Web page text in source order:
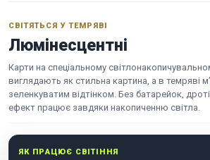
СВІТЯТЬСЯ У ТЕМРЯВІ
Люмінесцентні
Карти на спеціальному
виглядають як стильна картина, а в темряві
зеленкуватим відтінком. Без батарейок,
ефект працює завдяки накопиченню світла.
ЯК ПРАЦЮЄ СВІТІННЯ